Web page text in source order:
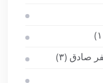
صادق (۳)